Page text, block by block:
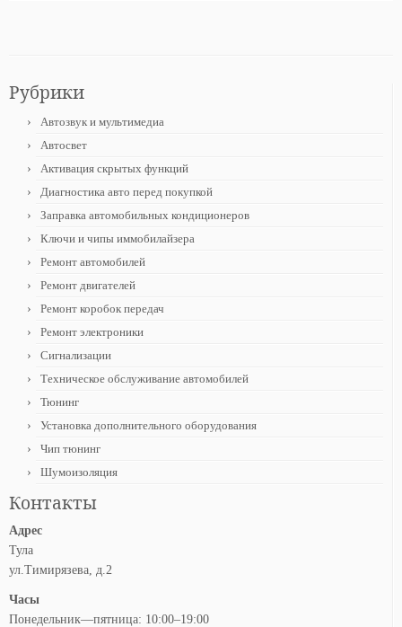
Рубрики
Автозвук и мультимедиа
Автосвет
Активация скрытых функций
Диагностика авто перед покупкой
Заправка автомобильных кондиционеров
Ключи и чипы иммобилайзера
Ремонт автомобилей
Ремонт двигателей
Ремонт коробок передач
Ремонт электроники
Сигнализации
Техническое обслуживание автомобилей
Тюнинг
Установка дополнительного оборудования
Чип тюнинг
Шумоизоляция
Контакты
Адрес
Тула
ул.Тимирязева, д.2
Часы
Понедельник—пятница: 10:00–19:00